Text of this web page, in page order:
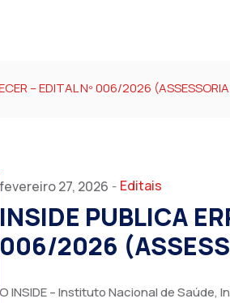
– EDITAL Nº 006/2026
fevereiro 27, 2026 - Editais
INSIDE PUBLICA
006/2026
O INSIDE – Instituto Nacional de